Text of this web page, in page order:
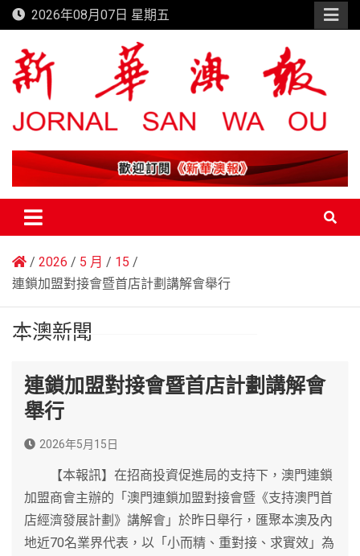
Skip
to
content
2026年08月07日 星期五
新華澳報
2026 5 月
15
連鎖加盟對接會暨首店計劃講解會舉行
本澳新聞
連鎖加盟對接會暨首店計劃講解會
舉行
2026年5月15日
【本報訊】在招商投資促進局的支持下，澳門連鎖
加盟商會主辦的「澳門連鎖加盟對接會暨《支持澳門首
店經濟發展計劃》講解會」於昨日舉行，匯聚本澳及內
地近70名業界代表，以「小而精、重對接、求實效」為